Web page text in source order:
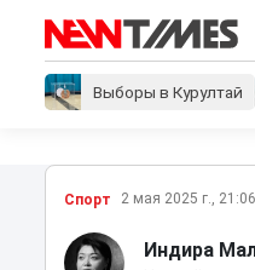
Выборы в Курултай
Спорт 2 мая 2025 г., 21:06
Индира